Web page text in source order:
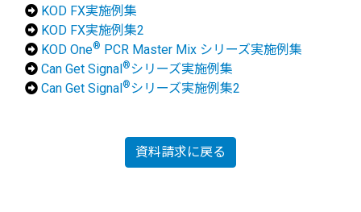
KOD FX実施例集
KOD FX実施例集2
KOD One® PCR Master Mix シリーズ実施例集
Can Get Signal®シリーズ実施例集
Can Get Signal®シリーズ実施例集2
資料請求に戻る